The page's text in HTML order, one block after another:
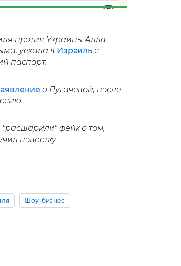
против Украины Алла
уехала в Израильс
паспорт.
о Пугачевой, после
"расшарили" фейк о том,
повестку.
Шоу-бизнес